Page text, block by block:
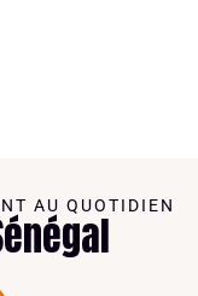
AU QUOTIDIEN